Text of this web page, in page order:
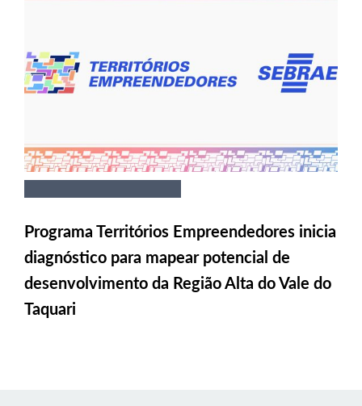
Programa Territórios Empreendedores inicia
diagnóstico para mapear potencial de
desenvolvimento da Região Alta do Vale do
Taquari